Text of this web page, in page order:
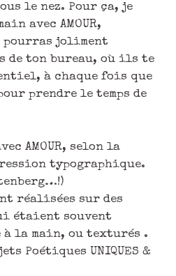
le nez. Pour ça, je
avec AMOUR,
pourras joliment
de ton bureau, où ils te
à chaque fois que
prendre le temps de
AMOUR, selon la
typographique.
réalisées sur des
étaient souvent
à la main, ou texturés .
Poétiques UNIQUES &